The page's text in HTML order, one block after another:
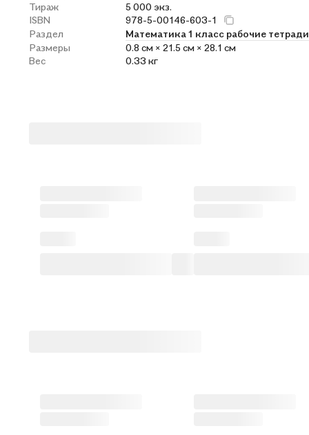
Тираж
5 000 экз.
ISBN
978-5-00146-603-1
Раздел
Математика 1 класс рабочие тетради
Размеры
0.8 см × 21.5 см × 28.1 см
Вес
0.33 кг